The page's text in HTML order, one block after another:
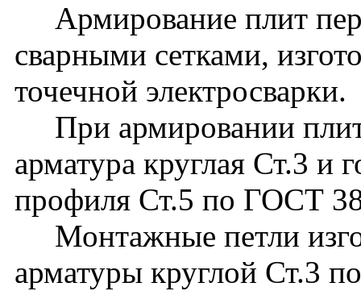
Армирование плит
сварными сетками,
точечной электросварки.
При армировании
арматура круглая Ст.3 и
профиля Ст.5 по ГОСТ
Монтажные петли
арматуры круглой Ст.3